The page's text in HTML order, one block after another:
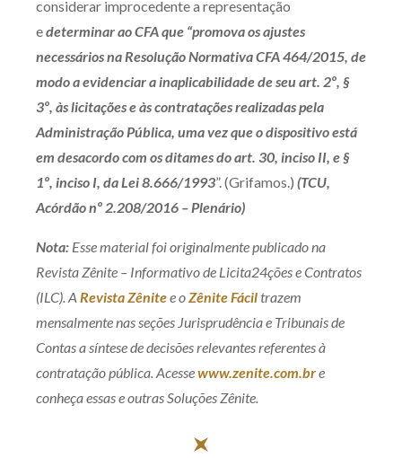
considerar improcedente a representação
edeterminar ao CFA que “promova os ajustes
necessários na Resolução Normativa CFA 464/2015, de
modo a evidenciar a inaplicabilidade de seu art. 2º, §
3º, às licitações e às contratações realizadas pela
Administração Pública, uma vez que o dispositivo está
em desacordo com os ditames do art. 30, inciso II, e §
1º, inciso I, da Lei 8.666/1993”. (Grifamos.) (TCU,
Acórdão nº 2.208/2016 – Plenário)
Nota: Esse material foi originalmente publicado na
Revista Zênite – Informativo de Licita24ções e Contratos
(ILC). A Revista Zênitee oZênite Fáciltrazem
mensalmente nas seções Jurisprudência e Tribunais de
Contas a síntese de decisões relevantes referentes à
contratação pública. Acessewww.zenite.com.bre
conheça essas e outras Soluções Zênite.